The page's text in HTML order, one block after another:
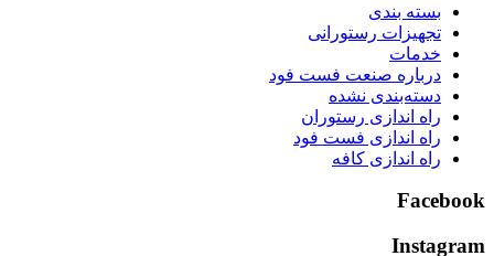
بسته بندی
تجهیزات رستورانی
خدمات
درباره صنعت فست فود
دسته‌بندی نشده
راه اندازی رستوران
راه اندازی فست فود
راه اندازی کافه